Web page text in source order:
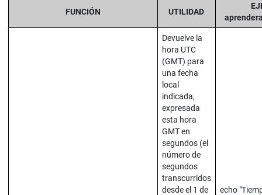
FUNCIÓN UTILIDAD
Devuelve la
hora UTC
(GMT) para
una fecha
local
indicada,
expresada
esta hora
GMT en
segundos (el
número de
segundos
transcurridos
desde el 1 de
echo